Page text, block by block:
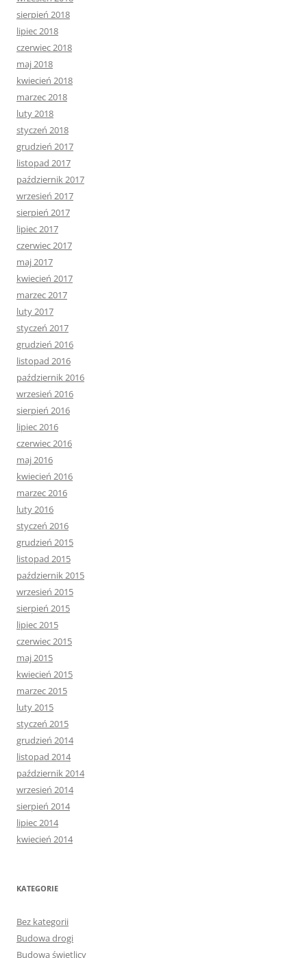
sierpień 2018
lipiec 2018
czerwiec 2018
maj 2018
kwiecień 2018
marzec 2018
luty 2018
styczeń 2018
grudzień 2017
listopad 2017
październik 2017
wrzesień 2017
sierpień 2017
lipiec 2017
czerwiec 2017
maj 2017
kwiecień 2017
marzec 2017
luty 2017
styczeń 2017
grudzień 2016
listopad 2016
październik 2016
wrzesień 2016
sierpień 2016
lipiec 2016
czerwiec 2016
maj 2016
kwiecień 2016
marzec 2016
luty 2016
styczeń 2016
grudzień 2015
listopad 2015
październik 2015
wrzesień 2015
sierpień 2015
lipiec 2015
czerwiec 2015
maj 2015
kwiecień 2015
marzec 2015
luty 2015
styczeń 2015
grudzień 2014
listopad 2014
październik 2014
wrzesień 2014
sierpień 2014
lipiec 2014
kwiecień 2014
KATEGORIE
Bez kategorii
Budowa drogi
Budowa świetlicy